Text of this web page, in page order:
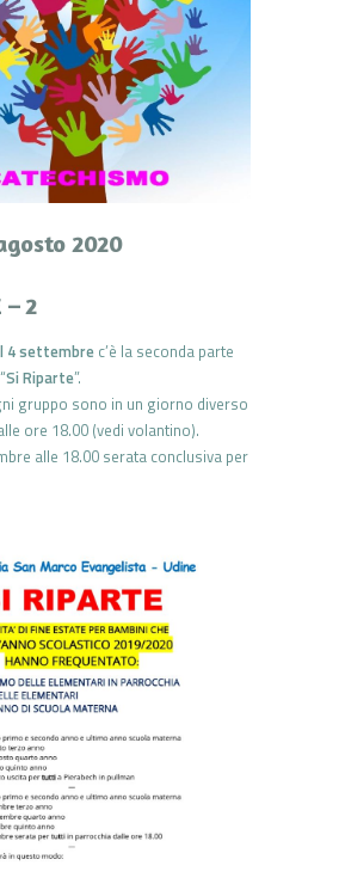
2020
– 2
4 settembre c’è la seconda parte
Si Riparte”.
gruppo sono in un giorno diverso
ore 18.00 (vedi volantino).
alle 18.00 serata conclusiva per